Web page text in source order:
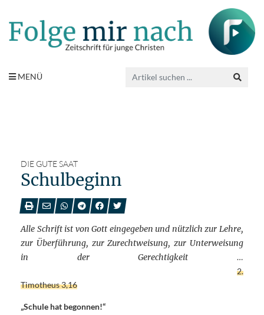
MENÜ
DIE GUTE SAAT
Schulbeginn
Alle Schrift ist von Gott eingegeben und nützlich zur Lehre,
zur Überführung, zur Zurechtweisung, zur Unterweisung
in der Gerechtigkeit …
2.
Timotheus 3,16
„Schule hat begonnen!“